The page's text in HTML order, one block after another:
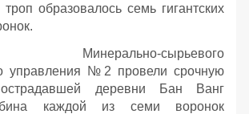
троп образовалось семь гигантских
Минерально-сырьевого
управления №2 провели срочную
деревни Бан Ванг
каждой из семи воронок